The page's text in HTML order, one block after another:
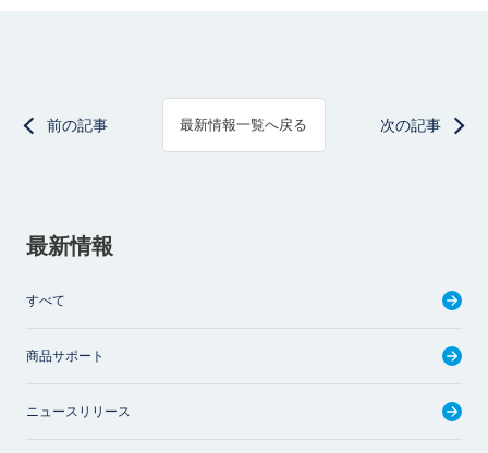
前の記事 最新情報一覧へ戻る 次の記事
最新情報
すべて
商品サポート
ニュースリリース